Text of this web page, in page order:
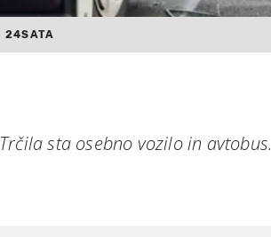
24SATA
Trčila sta osebno vozilo in avtobus.